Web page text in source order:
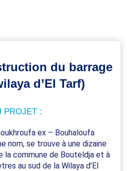
du barrage
d’El Tarf)
PROJET :
ex – Bouhaloufa
nom, se trouve à une dizaine
la commune de Bouteldja et à
au sud de la Wilaya d’El